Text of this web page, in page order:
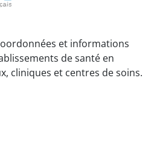
et informations
de santé en
cliniques et centres de soins.